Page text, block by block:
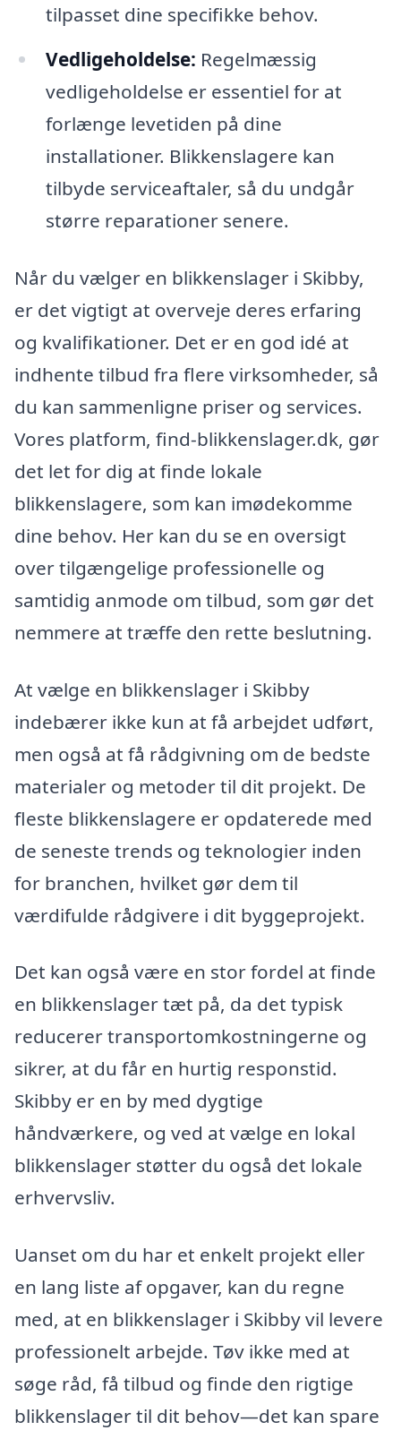
tilpasset dine specifikke behov.
Vedligeholdelse: Regelmæssig
vedligeholdelse er essentiel for at
forlænge levetiden på dine
installationer. Blikkenslagere kan
tilbyde serviceaftaler, så du undgår
større reparationer senere.
Når du vælger en blikkenslager i Skibby,
er det vigtigt at overveje deres erfaring
og kvalifikationer. Det er en god idé at
indhente tilbud fra flere virksomheder, så
du kan sammenligne priser og services.
Vores platform, find-blikkenslager.dk, gør
det let for dig at finde lokale
blikkenslagere, som kan imødekomme
dine behov. Her kan du se en oversigt
over tilgængelige professionelle og
samtidig anmode om tilbud, som gør det
nemmere at træffe den rette beslutning.
At vælge en blikkenslager i Skibby
indebærer ikke kun at få arbejdet udført,
men også at få rådgivning om de bedste
materialer og metoder til dit projekt. De
fleste blikkenslagere er opdaterede med
de seneste trends og teknologier inden
for branchen, hvilket gør dem til
værdifulde rådgivere i dit byggeprojekt.
Det kan også være en stor fordel at finde
en blikkenslager tæt på, da det typisk
reducerer transportomkostningerne og
sikrer, at du får en hurtig responstid.
Skibby er en by med dygtige
håndværkere, og ved at vælge en lokal
blikkenslager støtter du også det lokale
erhvervsliv.
Uanset om du har et enkelt projekt eller
en lang liste af opgaver, kan du regne
med, at en blikkenslager i Skibby vil levere
professionelt arbejde. Tøv ikke med at
søge råd, få tilbud og finde den rigtige
blikkenslager til dit behov—det kan spare